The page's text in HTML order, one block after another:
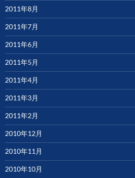
2011年8月
2011年7月
2011年6月
2011年5月
2011年4月
2011年3月
2011年2月
2010年12月
2010年11月
2010年10月